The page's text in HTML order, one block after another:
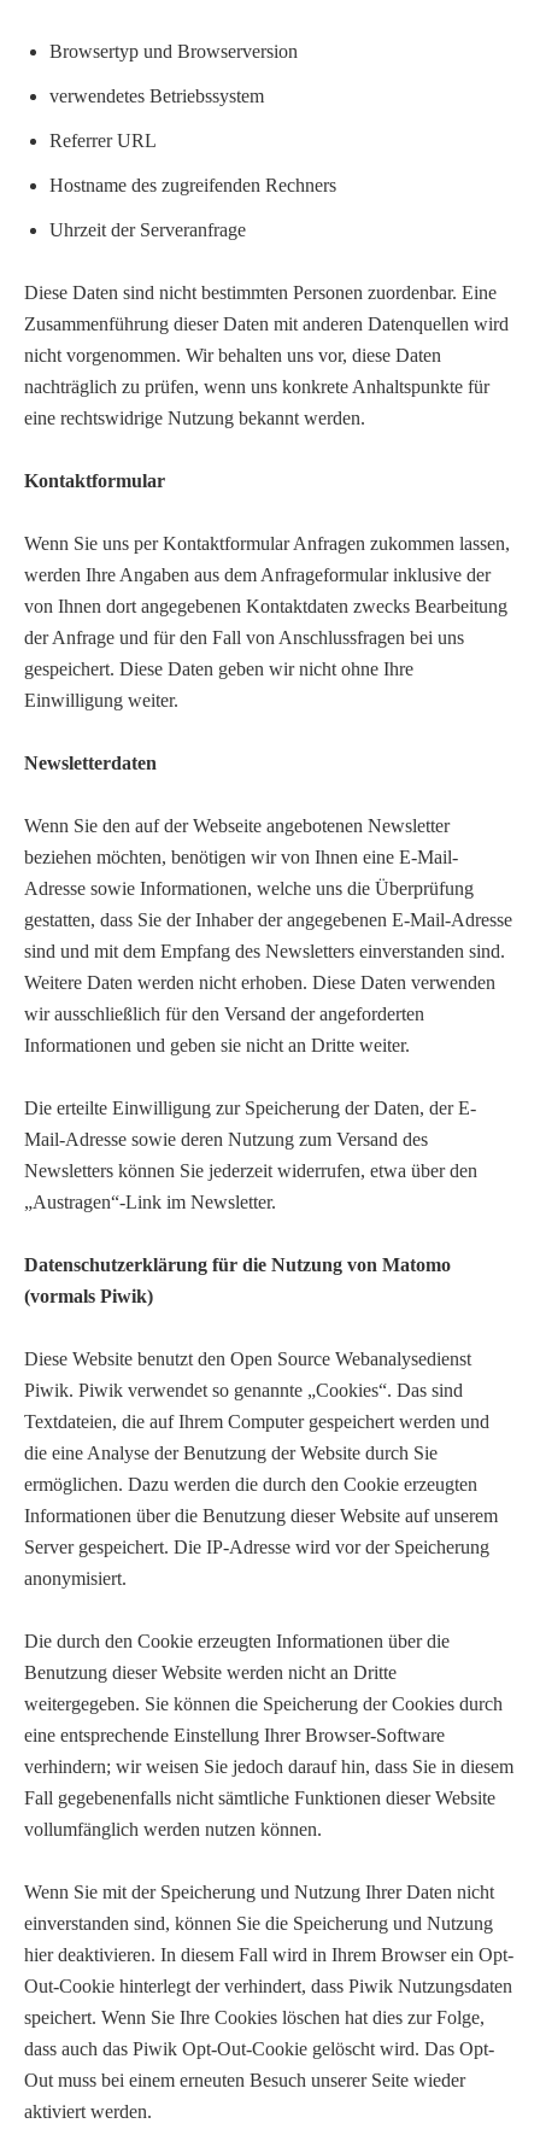
Browsertyp und Browserversion
verwendetes Betriebssystem
Referrer URL
Hostname des zugreifenden Rechners
Uhrzeit der Serveranfrage
Diese Daten sind nicht bestimmten Personen zuordenbar. Eine
Zusammenführung dieser Daten mit anderen Datenquellen wird
nicht vorgenommen. Wir behalten uns vor, diese Daten
nachträglich zu prüfen, wenn uns konkrete Anhaltspunkte für
eine rechtswidrige Nutzung bekannt werden.
Kontaktformular
Wenn Sie uns per Kontaktformular Anfragen zukommen lassen,
werden Ihre Angaben aus dem Anfrageformular inklusive der
von Ihnen dort angegebenen Kontaktdaten zwecks Bearbeitung
der Anfrage und für den Fall von Anschlussfragen bei uns
gespeichert. Diese Daten geben wir nicht ohne Ihre
Einwilligung weiter.
Newsletterdaten
Wenn Sie den auf der Webseite angebotenen Newsletter
beziehen möchten, benötigen wir von Ihnen eine E-Mail-
Adresse sowie Informationen, welche uns die Überprüfung
gestatten, dass Sie der Inhaber der angegebenen E-Mail-Adresse
sind und mit dem Empfang des Newsletters einverstanden sind.
Weitere Daten werden nicht erhoben. Diese Daten verwenden
wir ausschließlich für den Versand der angeforderten
Informationen und geben sie nicht an Dritte weiter.
Die erteilte Einwilligung zur Speicherung der Daten, der E-
Mail-Adresse sowie deren Nutzung zum Versand des
Newsletters können Sie jederzeit widerrufen, etwa über den
„Austragen“-Link im Newsletter.
Datenschutzerklärung für die Nutzung von Matomo
(vormals Piwik)
Diese Website benutzt den Open Source Webanalysedienst
Piwik. Piwik verwendet so genannte „Cookies“. Das sind
Textdateien, die auf Ihrem Computer gespeichert werden und
die eine Analyse der Benutzung der Website durch Sie
ermöglichen. Dazu werden die durch den Cookie erzeugten
Informationen über die Benutzung dieser Website auf unserem
Server gespeichert. Die IP-Adresse wird vor der Speicherung
anonymisiert.
Die durch den Cookie erzeugten Informationen über die
Benutzung dieser Website werden nicht an Dritte
weitergegeben. Sie können die Speicherung der Cookies durch
eine entsprechende Einstellung Ihrer Browser-Software
verhindern; wir weisen Sie jedoch darauf hin, dass Sie in diesem
Fall gegebenenfalls nicht sämtliche Funktionen dieser Website
vollumfänglich werden nutzen können.
Wenn Sie mit der Speicherung und Nutzung Ihrer Daten nicht
einverstanden sind, können Sie die Speicherung und Nutzung
hier deaktivieren. In diesem Fall wird in Ihrem Browser ein Opt-
Out-Cookie hinterlegt der verhindert, dass Piwik Nutzungsdaten
speichert. Wenn Sie Ihre Cookies löschen hat dies zur Folge,
dass auch das Piwik Opt-Out-Cookie gelöscht wird. Das Opt-
Out muss bei einem erneuten Besuch unserer Seite wieder
aktiviert werden.